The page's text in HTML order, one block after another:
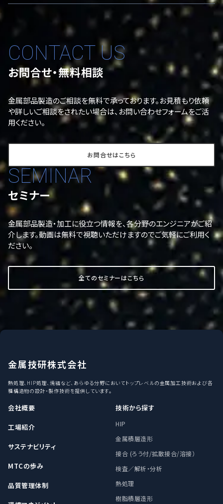
CONTACT US
お問合せ・無料相談
金属部品製造のご相談を無料で承っております。お見積もり依頼
や詳しいご相談をされたい場合は、お問い合わせフォームをご活
用ください。
お問合せはこちら
SEMINAR
セミナー
金属部品製造・加工に役立つ情報を、各分野のエンジニアがご紹
介します。動画は無料で視聴いただけますのでご気軽にご利用く
ださい。
全てのセミナーはこちら
金属技研株式会社
熱処理、HIP処理、焼結など、あらゆる分野においてトップレベルの金属加工技術および各
種構造物の設計・製作技術を提供しています。
会社概要
工場紹介
サステナビリティ
MTCの歩み
品質管理体制
技術から探す
HIP
金属積層造形
接合 (ろう付/拡散接合/溶接）
検査／解析・分析
熱処理
樹脂積層造形